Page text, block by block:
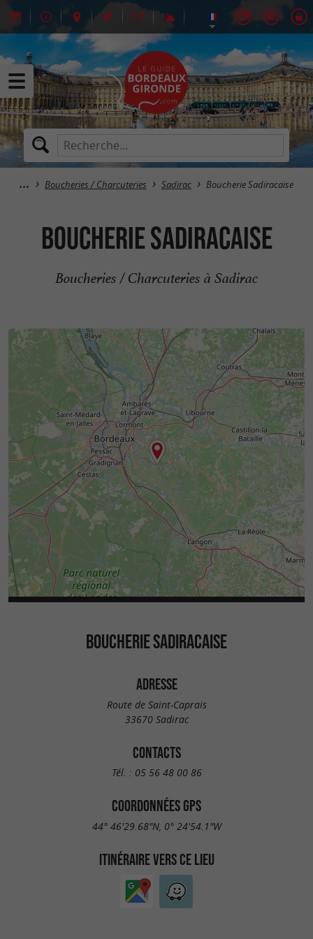
Boucheries / Charcuteries Sadirac Boucherie Sadiracaise
Boucherie Sadiracaise
Boucheries / Charcuteries à Sadirac
BOUCHERIE SADIRACAISE
ADRESSE
Route de Saint-Caprais
33670 Sadirac
CONTACTS
Tél. : 05 56 48 00 86
COORDONNÉES GPS
44° 46'29.68"N, 0° 24'54.1"W
ITINÉRAIRE VERS CE LIEU